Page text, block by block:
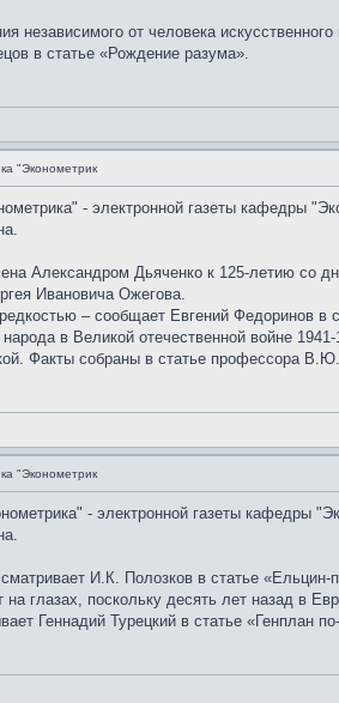
независимого от человека
в статье «Рождение разума».
"Эконометрик
- электронной газеты кафедры
Александром Дьяченко к 125-летию со
Ивановича Ожегова.
– сообщает Евгений Федоринов в
в Великой отечественной войне
Факты собраны в статье профессора
"Эконометрик
- электронной газеты кафедры
И.К. Полозков в статье «Ельцин-
глазах, поскольку десять лет назад в
Геннадий Турецкий в статье «Генплан